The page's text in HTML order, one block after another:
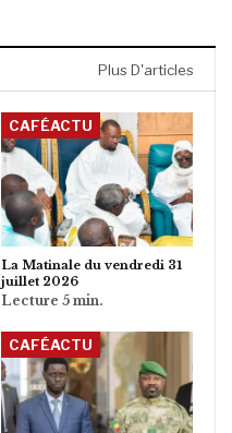
Plus D'articles
CAFÉACTU
La Matinale du vendredi 31
juillet 2026
CAFÉACTU